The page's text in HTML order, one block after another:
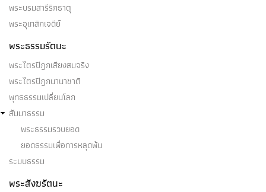
พราหมณ์ย่อมบัญญัติพราหมณ์ว่าได้วิชชา ๓ อย่างไร
พระบรมสารีริกธาตุ
พระอุเทสิกเจดีย์
พระธรรมรัตนะ
พระไตรปิฎกเสียงสมจริง
พระไตรปิฎกนานาชาติ
พุทธธรรมเปลี่ยนโลก
สัมมาธรรม
พระธรรมรวบยอด
ยอดธรรมเพื่อการหลุดพ้น
ระบบธรรม
พระสังฆรัตนะ